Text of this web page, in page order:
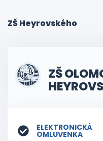
ZŠ Heyrovského
ZŠ
ELEKTRONICKÁ
OMLUVENKA